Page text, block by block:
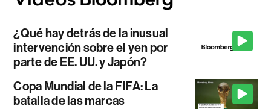
¿Qué hay detrás de la inusual
intervención sobre el yen por
parte de EE. UU. y Japón?
Copa Mundial de la FIFA: La
batalla de las marcas